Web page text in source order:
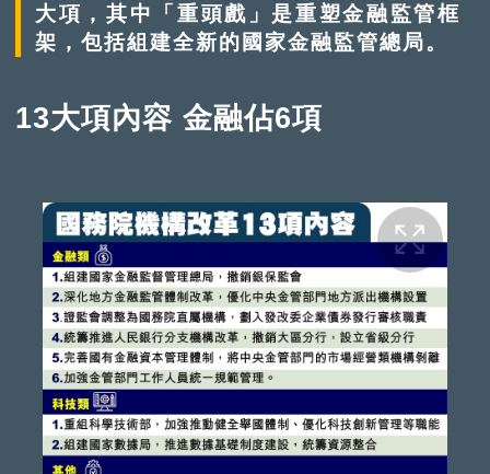
大項，其中「重頭戲」是重塑金融監管框
架，包括組建全新的國家金融監管總局。
13大項內容 金融佔6項